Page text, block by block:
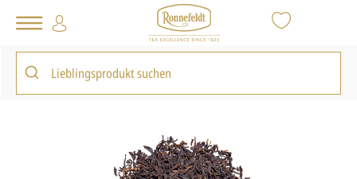
Tee Shop Loser Tee Schwarzer Tee
zurück zur Artikelübersicht